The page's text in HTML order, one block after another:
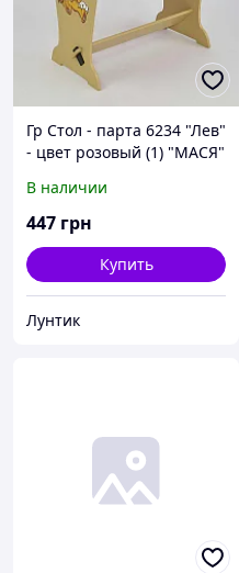
Гр Стол - парта 6234 "Лев"
- цвет розовый (1) "МАСЯ"
В наличии
447 грн
Купить
Лунтик